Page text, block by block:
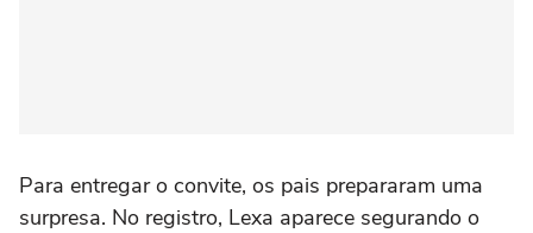
Para entregar o convite, os pais prepararam uma
surpresa. No registro, Lexa aparece segurando o